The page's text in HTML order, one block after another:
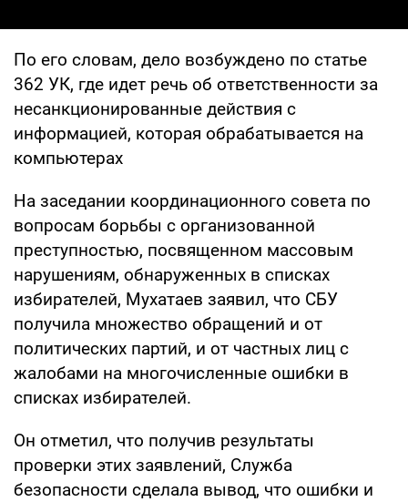
По его словам, дело возбуждено по статье
362 УК, где идет речь об ответственности за
несанкционированные действия с
информацией, которая обрабатывается на
компьютерах
На заседании координационного совета по
вопросам борьбы с организованной
преступностью, посвященном массовым
нарушениям, обнаруженных в списках
избирателей, Мухатаев заявил, что СБУ
получила множество обращений и от
политических партий, и от частных лиц с
жалобами на многочисленные ошибки в
списках избирателей.
Он отметил, что получив результаты
проверки этих заявлений, Служба
безопасности сделала вывод, что ошибки и